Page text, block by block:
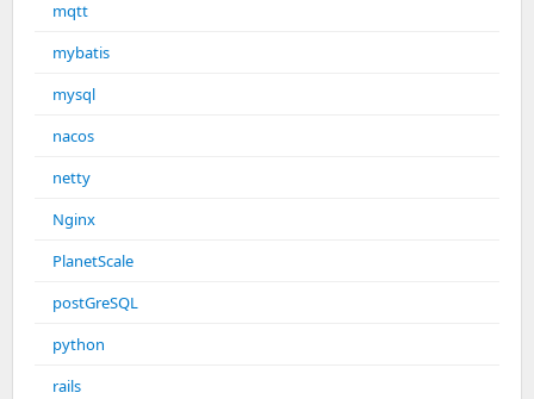
mqtt
mybatis
mysql
nacos
netty
Nginx
PlanetScale
postGreSQL
python
rails